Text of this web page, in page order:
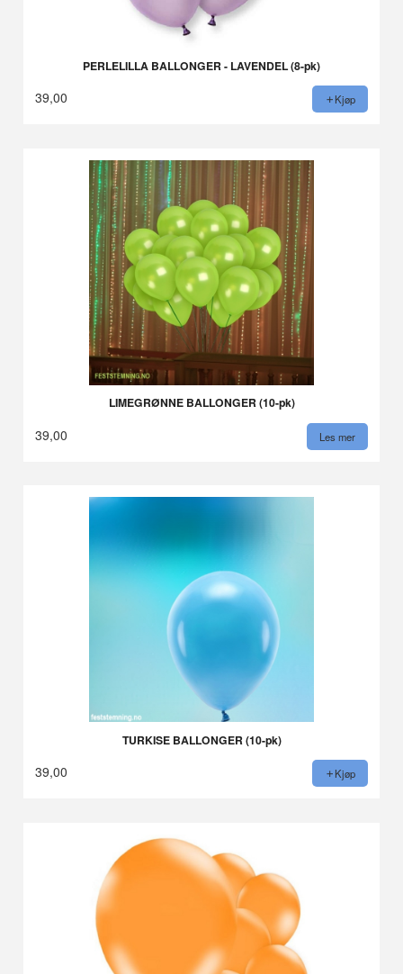
PERLELILLA BALLONGER - LAVENDEL (8-pk)
39,00 Kjøp
LIMEGRØNNE BALLONGER (10-pk)
39,00 Les mer
TURKISE BALLONGER (10-pk)
39,00 Kjøp